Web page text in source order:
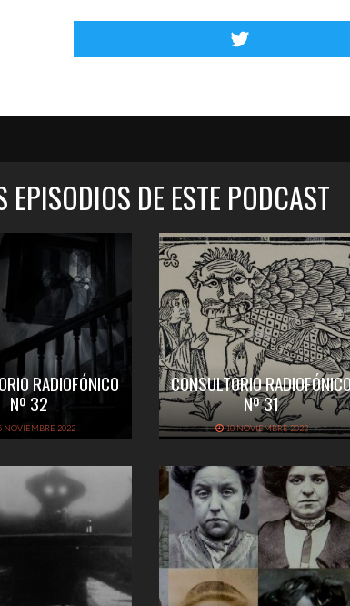
EPISODIOS DE ESTE PODCAST
RADIOFÓNICO
Nº 32
NOVIEMBRE 2022
CONSULTORIO
Nº 31
10 NOVIEMBRE 2022